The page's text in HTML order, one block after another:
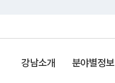
강남소개 분야별정보